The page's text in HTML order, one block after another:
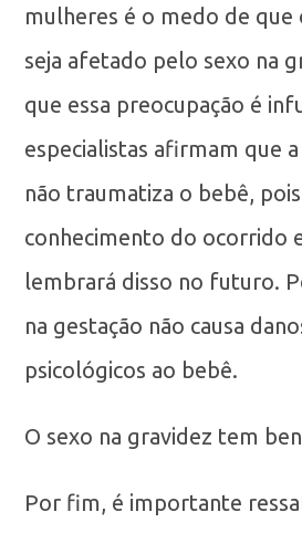
mulheres é o medo de que
seja afetado pelo sexo na
que essa preocupação é
especialistas afirmam que
não traumatiza o bebê,
conhecimento do ocorrido
lembrará disso no futuro.
na gestação não causa
psicológicos ao bebê.
O sexo na gravidez tem
Por fim, é importante